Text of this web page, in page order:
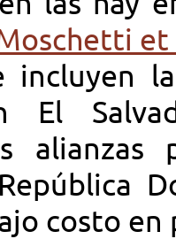
et
incluyen
El
alianzas
costo en